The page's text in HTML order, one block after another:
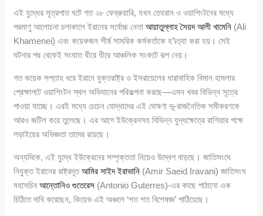
এই যুদ্ধের সূত্রপাত ঘটে গত ২৮ ফেব্রুয়ারি, যখন তেহরান ও ওয়াশিংটনের মধ্যে
পরমাণু আলোচনা চলাকালে ইরানের সর্বোচ্চ নেতাআয়াতুল্লাহ সৈয়দ আলী খামেনি (Ali
Khamenei) এবং কয়েকজন শীর্ষ সামরিক কর্মকর্তাকে হ’\ত্যা করা হয়। সেই
ঘটনার পর থেকেই সংঘাত ধীরে ধীরে আঞ্চলিক সংকটে রূপ নেয়।
গত কয়েক সপ্তাহ ধরে ইরানে যুক্তরাষ্ট্র ও ইসরায়েলের ধারাবাহিক বিমান হামলার
প্রেক্ষাপটে ওয়াশিংটন স্থল অভিযানের পরিকল্পনা করছে—এমন খবর বিভিন্ন সূত্রে
পাওয়া যাচ্ছে। এরই মধ্যে চেচেন যোদ্ধাদের এই ঘোষণা ভূ-রাজনৈতিক সমীকরণকে
আরও জটিল করে তুলেছে। এর আগে ইউক্রেনসহ বিভিন্ন যুদ্ধক্ষেত্রে রাশিয়ার পক্ষে
লড়াইয়ের অভিজ্ঞতা তাদের রয়েছে।
অন্যদিকে, এই যুদ্ধে ইউক্রেনের সম্পৃক্ততা নিয়েও উদ্বেগ বাড়ছে। জাতিসংঘে
নিযুক্ত ইরানের রাষ্ট্রদূতআমির সাইদ ইরাভানি (Amir Saeid Iravani) জাতিসংঘ
মহাসচিবআন্তোনিও গুতেরেস (Antonio Guterres)-এর কাছে পাঠানো এক
চিঠিতে দাবি করেছেন, কিয়েভ এই অঞ্চলে ‘শত শত বিশেষজ্ঞ’ পাঠিয়েছে।